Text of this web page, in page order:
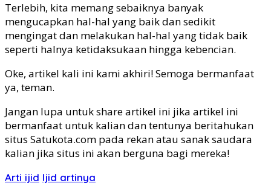
Terlebih, kita memang sebaiknya banyak
mengucapkan hal-hal yang baik dan sedikit
mengingat dan melakukan hal-hal yang tidak baik
seperti halnya ketidaksukaan hingga kebencian.
Oke, artikel kali ini kami akhiri! Semoga bermanfaat
ya, teman.
Jangan lupa untuk share artikel ini jika artikel ini
bermanfaat untuk kalian dan tentunya beritahukan
situs Satukota.com pada rekan atau sanak saudara
kalian jika situs ini akan berguna bagi mereka!
Arti ijid Ijid artinya